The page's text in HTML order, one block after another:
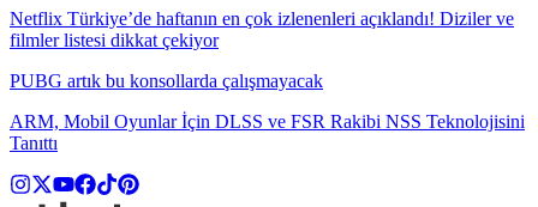
Netflix Türkiye’de haftanın en çok izlenenleri açıklandı! Diziler ve
filmler listesi dikkat çekiyor
PUBG artık bu konsollarda çalışmayacak
ARM, Mobil Oyunlar İçin DLSS ve FSR Rakibi NSS Teknolojisini
Tanıttı